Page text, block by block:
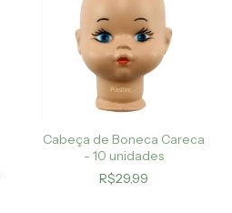
Cabeça de Boneca Careca
- 10 unidades
R$29,99